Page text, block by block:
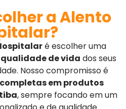
a Alento
é escolher uma
qualidade de vida dos seus
Nosso compromisso é
em produtos
, sempre focando em um